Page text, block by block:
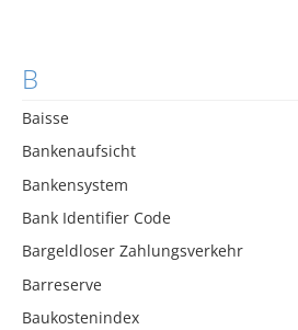
B
Baisse
Bankenaufsicht
Bankensystem
Bank Identifier Code
Bargeldloser Zahlungsverkehr
Barreserve
Baukostenindex